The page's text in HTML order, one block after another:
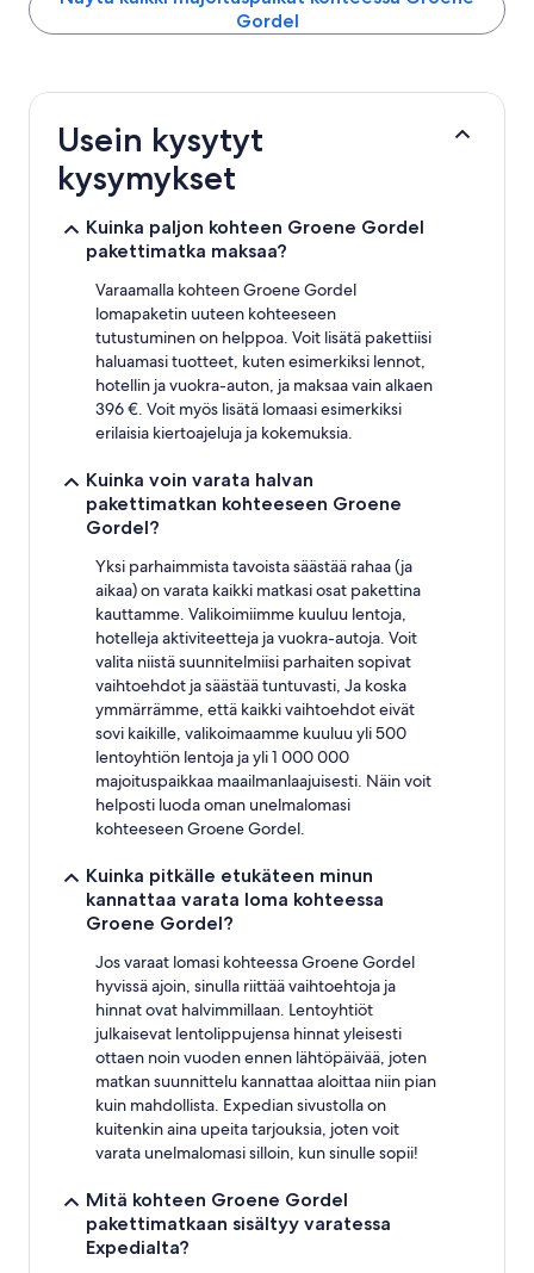
24
yölle
aikuiselle.
Hinnat
saatavuus
saatetaan
Gordel
Usein kysytyt
kysymykset
Kuinka paljon kohteen Groene Gordel
pakettimatka maksaa?
Varaamalla kohteen Groene Gordel
lomapaketin uuteen kohteeseen
tutustuminen on helppoa. Voit lisätä pakettiisi
haluamasi tuotteet, kuten esimerkiksi lennot,
hotellin ja vuokra-auton, ja maksaa vain alkaen
396 €. Voit myös lisätä lomaasi esimerkiksi
erilaisia kiertoajeluja ja kokemuksia.
Kuinka voin varata halvan
pakettimatkan kohteeseen Groene
Gordel?
Yksi parhaimmista tavoista säästää rahaa (ja
aikaa) on varata kaikki matkasi osat pakettina
kauttamme. Valikoimiimme kuuluu lentoja,
hotelleja aktiviteetteja ja vuokra-autoja. Voit
valita niistä suunnitelmiisi parhaiten sopivat
vaihtoehdot ja säästää tuntuvasti, Ja koska
ymmärrämme, että kaikki vaihtoehdot eivät
sovi kaikille, valikoimaamme kuuluu yli 500
lentoyhtiön lentoja ja yli 1 000 000
majoituspaikkaa maailmanlaajuisesti. Näin voit
helposti luoda oman unelmalomasi
kohteeseen Groene Gordel.
Kuinka pitkälle etukäteen minun
kannattaa varata loma kohteessa
Groene Gordel?
Jos varaat lomasi kohteessa Groene Gordel
hyvissä ajoin, sinulla riittää vaihtoehtoja ja
hinnat ovat halvimmillaan. Lentoyhtiöt
julkaisevat lentolippujensa hinnat yleisesti
ottaen noin vuoden ennen lähtöpäivää, joten
matkan suunnittelu kannattaa aloittaa niin pian
kuin mahdollista. Expedian sivustolla on
kuitenkin aina upeita tarjouksia, joten voit
varata unelmalomasi silloin, kun sinulle sopii!
Mitä kohteen Groene Gordel
pakettimatkaan sisältyy varatessa
Expedialta?